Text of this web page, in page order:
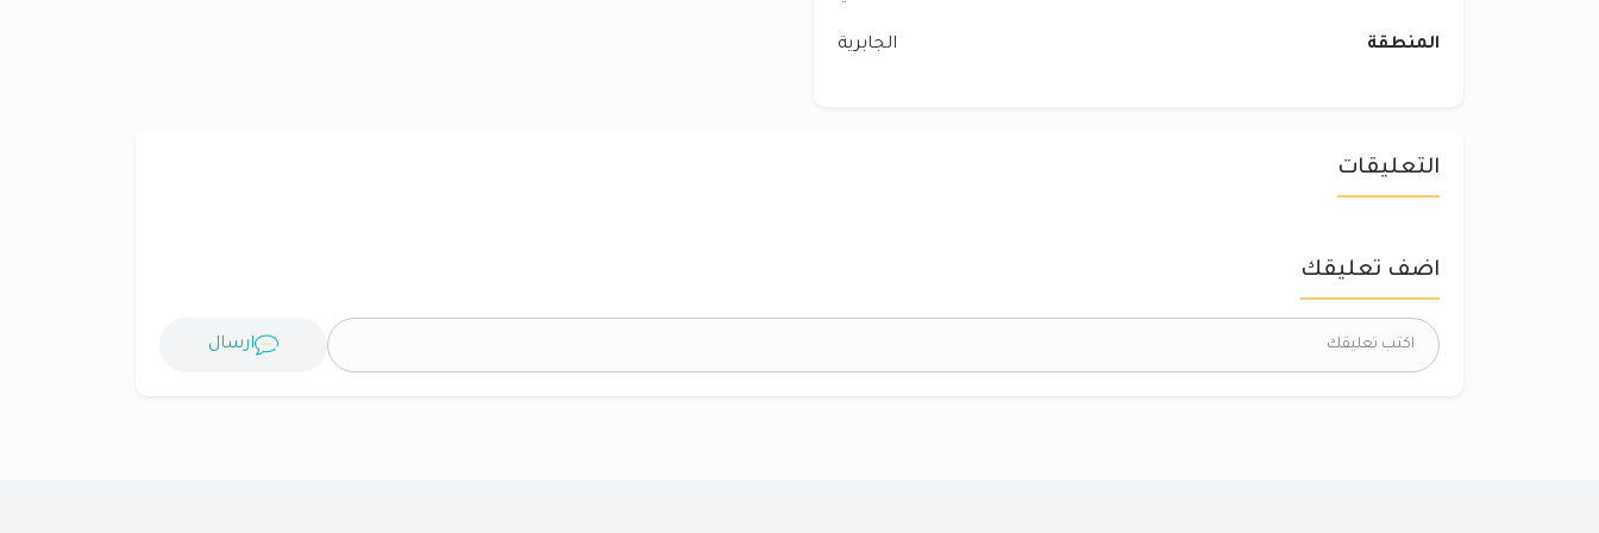
المنطقة الجابرية
التعليقات
اضف تعليقك
ارسال